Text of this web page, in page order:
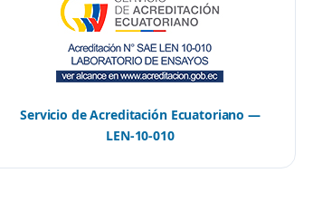
Servicio de Acreditación Ecuatoriano —
LEN-10-010